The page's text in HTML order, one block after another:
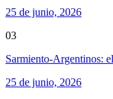
25 de junio, 2026
03
Sarmiento-Argentinos:
25 de junio, 2026